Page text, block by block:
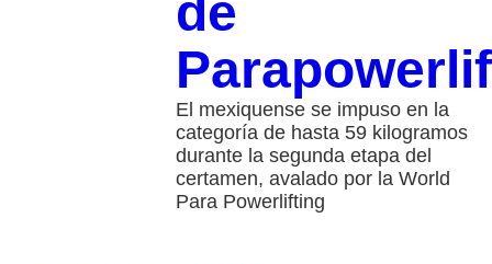
de
El mexiquense se impuso en la
categoría de hasta 59 kilogramos
durante la segunda etapa del
certamen, avalado por la World
Para Powerlifting